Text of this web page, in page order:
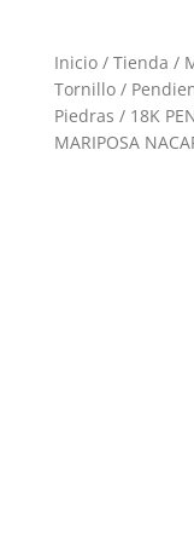
Inicio/ Tienda /
Tornillo/
Piedras / 18K
MARIPOSA